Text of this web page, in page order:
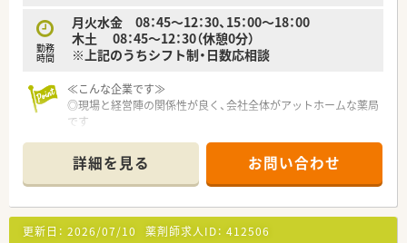
勤務
時間
月火水金 08：45～12：30、15：00～18：00
木土 08：45～12：30（休憩0分）
※上記のうちシフト制・日数応相談
≪こんな企業です≫
◎現場と経営陣の関係性が良く、会社全体がアットホームな薬局
です
益のある企業です
◎年収ベースが高く、スタートから600万円以上での採用も検討
可能です
詳細を見る お問い合わせ
更新日： 2026/07/10 薬剤師求人ID： 412506